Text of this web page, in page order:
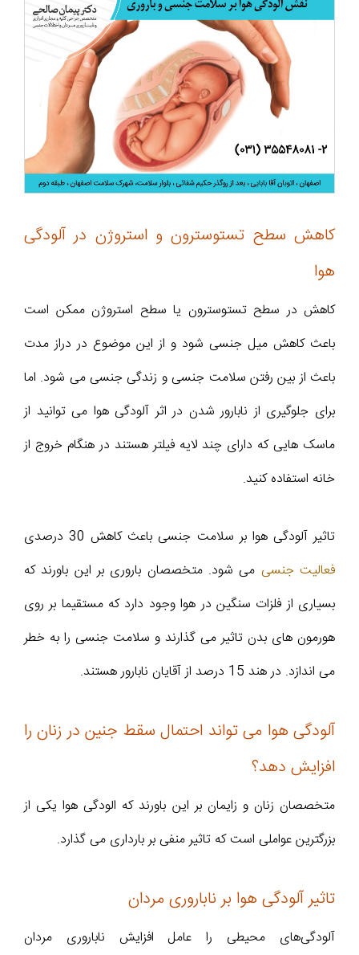
کاهش سطح تستوسترون و استروژن در آلودگی
هوا
کاهش در سطح تستوسترون یا سطح استروژن ممکن است
باعث کاهش میل جنسی شود و از این موضوع در دراز مدت
باعث از بین رفتن سلامت جنسی و زندگی جنسی می شود. اما
برای جلوگیری از نابارور شدن در اثر آلودگی هوا می توانید از
ماسک هایی که دارای چند لایه فیلتر هستند در هنگام خروج از
خانه استفاده کنید.
تاثیر آلودگی هوا بر سلامت جنسی باعث کاهش 30 درصدی
فعالیت جنسی می شود. متخصصان باروری بر این باورند که
بسیاری از فلزات سنگین در هوا وجود دارد که مستقیما بر روی
هورمون های بدن تاثیر می گذارند و سلامت جنسی را به خطر
می اندازد. در هند 15 درصد از آقایان نابارور هستند.
آلودگی هوا می تواند احتمال سقط جنین در زنان را
افزایش دهد؟
متخصصان زنان و زایمان بر این باورند که الودگی هوا یکی از
بزرگترین عواملی است که تاثیر منفی بر بارداری می گذارد.
تاثیر آلودگی هوا بر ناباروری مردان
آلودگی‌های محیطی را عامل افزایش ناباروری مردان